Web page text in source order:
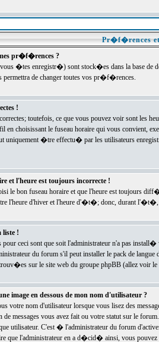
Pr�f�rences
pr�f�rences ?
�tes enregistr�) sont stock�es dans la base de
permettra de changer toutes vos pr�f�rences.
!
toutefois, ce que vous pouvez voir sont
choisissant le fuseau horaire qui vous convient,
uniquement �tre effectu� par les utilisateurs
et l'heure est toujours incorrecte !
le bon fuseau horaire et que l'heure est toujours
l'heure d'hiver et l'heure d'�t�; donc, durant
liste !
pour ceci sont que soit l'administrateur n'a pas
du forum s'il peut installer le pack de
sur le site web du groupe phpBB (allez voir le
image en dessous de mon nom d'utilisateur ?
votre nom d'utilisateur lorsque vous lisez des
de messages vous avez fait ou votre statut sur le
utilisateur. C'est � l'administrateur du forum
que l'administrateur en a d�cid� ainsi, vous